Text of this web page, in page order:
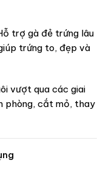
trợ gà đẻ trứng lâu
trứng to, đẹp và
vượt qua các giai
phòng, cắt mỏ, thay